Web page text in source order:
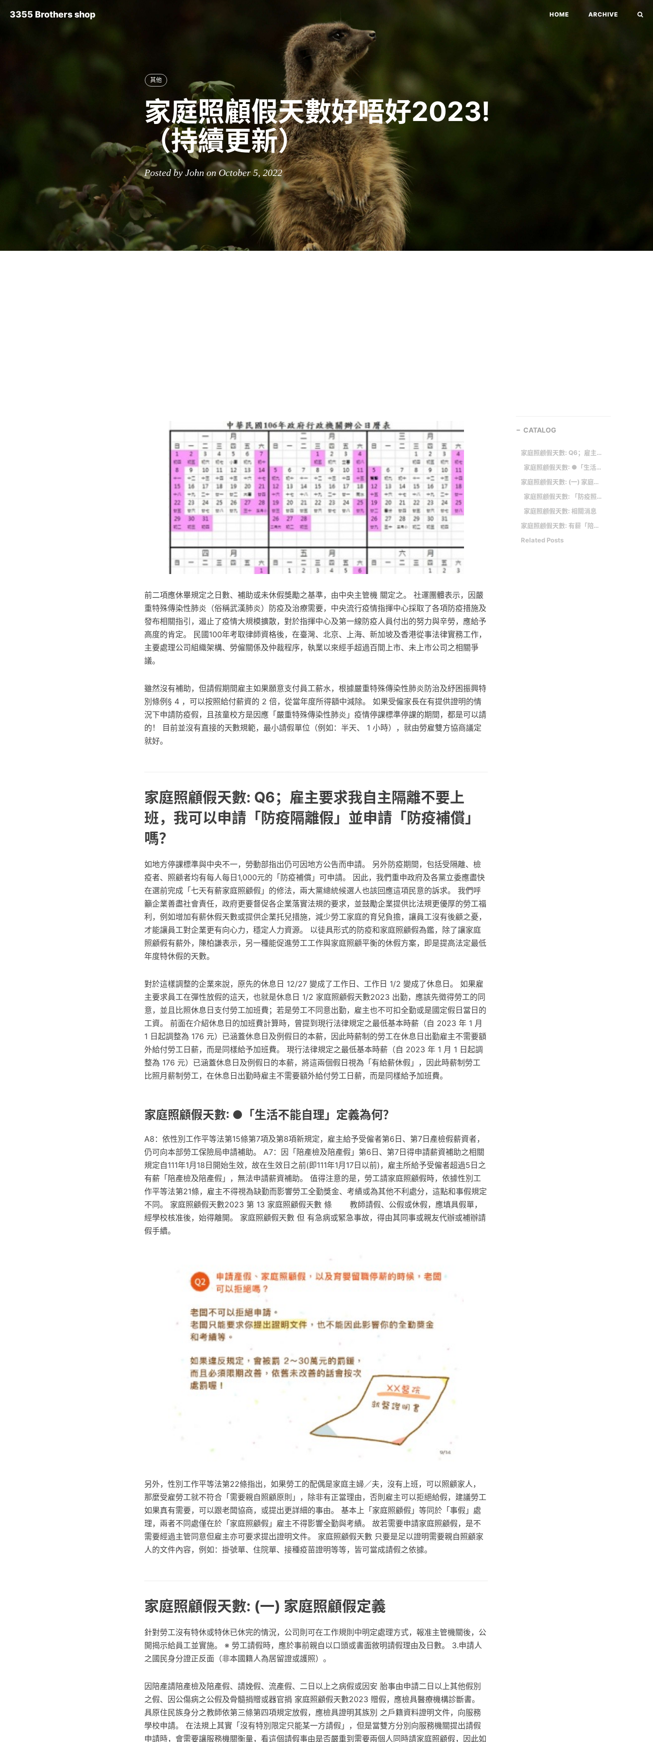
3355 Brothers shop HOME ARCHIVE
其他
家庭照顧假天數好唔好2023!
（持續更新）
Posted by John on October 5, 2022
前二項應休畢規定之日數、補助或未休假獎勵之基準，由中央主管機 關定之。 社運團體表示，因嚴
重特殊傳染性肺炎（俗稱武漢肺炎）防疫及治療需要，中央流行疫情指揮中心採取了各項防疫措施及
發布相關指引，遏止了疫情大規模擴散，對於指揮中心及第一線防疫人員付出的努力與辛勞，應給予
高度的肯定。 民國100年考取律師資格後，在臺灣、北京、上海、新加坡及香港從事法律實務工作，
主要處理公司組織架構、勞僱關係及仲裁程序，執業以來經手超過百間上市、未上市公司之相關爭
議。
雖然沒有補助，但請假期間雇主如果願意支付員工薪水，根據嚴重特殊傳染性肺炎防治及紓困振興特
別條例§ 4 ，可以按照給付薪資的 2 倍，從當年度所得額中減除。 如果受僱家長在有提供證明的情
況下申請防疫假，且孩童校方是因應「嚴重特殊傳染性肺炎」疫情停課標準停課的期間，都是可以請
的！ 目前並沒有直接的天數規範，最小請假單位（例如：半天、 1 小時），就由勞雇雙方協商議定
就好。
家庭照顧假天數: Q6；雇主要求我自主隔離不要上
班，我可以申請「防疫隔離假」並申請「防疫補償」
嗎？
如地方停課標準與中央不一，勞動部指出仍可因地方公告而申請。 另外防疫期間，包括受隔離、檢
疫者、照顧者均有每人每日1,000元的「防疫補償」可申請。 因此，我們重申政府及各黨立委應盡快
在選前完成「七天有薪家庭照顧假」的修法，兩大黨總統候選人也該回應這項民意的訴求。 我們呼
籲企業善盡社會責任，政府更要督促各企業落實法規的要求，並鼓勵企業提供比法規更優厚的勞工福
利，例如增加有薪休假天數或提供企業托兒措施，減少勞工家庭的育兒負擔，讓員工沒有後顧之憂，
才能讓員工對企業更有向心力，穩定人力資源。 以徒具形式的防疫和家庭照顧假為鑑，除了讓家庭
照顧假有薪外，陳柏謙表示，另一種能促進勞工工作與家庭照顧平衡的休假方案，即是提高法定最低
年度特休假的天數。
對於這樣調整的企業來說，原先的休息日 12/27 變成了工作日、工作日 1/2 變成了休息日。 如果雇
主要求員工在彈性放假的這天，也就是休息日 1/2 家庭照顧假天數2023 出勤，應該先徵得勞工的同
意，並且比照休息日支付勞工加班費；若是勞工不同意出勤，雇主也不可扣全勤或是國定假日當日的
工資。 前面在介紹休息日的加班費計算時，曾提到現行法律規定之最低基本時薪（自 2023 年 1 月
1 日起調整為 176 元）已涵蓋休息日及例假日的本薪，因此時薪制的勞工在休息日出勤雇主不需要額
外給付勞工日薪，而是同樣給予加班費。 現行法律規定之最低基本時薪（自 2023 年 1 月 1 日起調
整為 176 元）已涵蓋休息日及例假日的本薪，將這兩個假日視為「有給薪休假」，因此時薪制勞工
比照月薪制勞工，在休息日出勤時雇主不需要額外給付勞工日薪，而是同樣給予加班費。
家庭照顧假天數: ●「生活不能自理」定義為何？
A8：依性別工作平等法第15條第7項及第8項新規定，雇主給予受僱者第6日、第7日產檢假薪資者，
仍可向本部勞工保險局申請補助。 A7：因「陪產檢及陪產假」第6日、第7日得申請薪資補助之相關
規定自111年1月18日開始生效，故在生效日之前(即111年1月17日以前)，雇主所給予受僱者超過5日之
有薪「陪產檢及陪產假」，無法申請薪資補助。 值得注意的是，勞工請家庭照顧假時，依據性別工
作平等法第21條，雇主不得視為缺勤而影響勞工全勤獎金、考績或為其他不利處分，這點和事假規定
不同。 家庭照顧假天數2023 第 13 家庭照顧假天數 條 教師請假、公假或休假，應填具假單，
經學校核准後，始得離開。 家庭照顧假天數 但 有急病或緊急事故，得由其同事或親友代辦或補辦請
假手續。
另外，性別工作平等法第22條指出，如果勞工的配偶是家庭主婦／夫，沒有上班，可以照顧家人，
那麼受雇勞工就不符合「需要親自照顧原則」，除非有正當理由，否則雇主可以拒絕給假，建議勞工
如果真有需要，可以跟老闆協商，或提出更詳細的事由。 基本上「家庭照顧假」等同於「事假」處
理，兩者不同處僅在於「家庭照顧假」雇主不得影響全勤與考績。 故若需要申請家庭照顧假，是不
需要經過主管同意但雇主亦可要求提出證明文件。 家庭照顧假天數 只要是足以證明需要親自照顧家
人的文件內容，例如：掛號單、住院單、接種疫苗證明等等，皆可當成請假之依據。
家庭照顧假天數: (一) 家庭照顧假定義
針對勞工沒有特休或特休已休完的情況，公司則可在工作規則中明定處理方式，報准主管機關後，公
開揭示給員工並實施。 ※ 勞工請假時，應於事前親自以口頭或書面敘明請假理由及日數。 3.申請人
之國民身分證正反面（非本國籍人為居留證或護照）。
因陪產請陪產檢及陪產假、請娩假、流產假、二日以上之病假或因安 胎事由申請二日以上其他假別
之假、因公傷病之公假及骨髓捐贈或器官捐 家庭照顧假天數2023 贈假，應檢具醫療機構診斷書。
具原住民族身分之教師依第三條第四項規定放假，應檢具證明其族別 之戶籍資料證明文件，向服務
學校申請。 在法規上其實「沒有特別限定只能某一方請假」，但是當雙方分別向服務機關提出請假
申請時，會需要讓服務機關衡量，看這個請假事由是否嚴重到需要兩個人同時請家庭照顧假，因此如
CATALOG
家庭照顧假天數: Q6；雇主要求我自主隔離不要上班，我可以申請「防疫隔離假」並申請「防疫補償」嗎？
家庭照顧假天數: ●「生活不能自理」定義為何？
家庭照顧假天數: (一) 家庭照顧假定義
家庭照顧假天數: 「防疫照顧假」懶人包
家庭照顧假天數: 相關消息
家庭照顧假天數: 有薪「陪產檢及陪產假」
Related Posts